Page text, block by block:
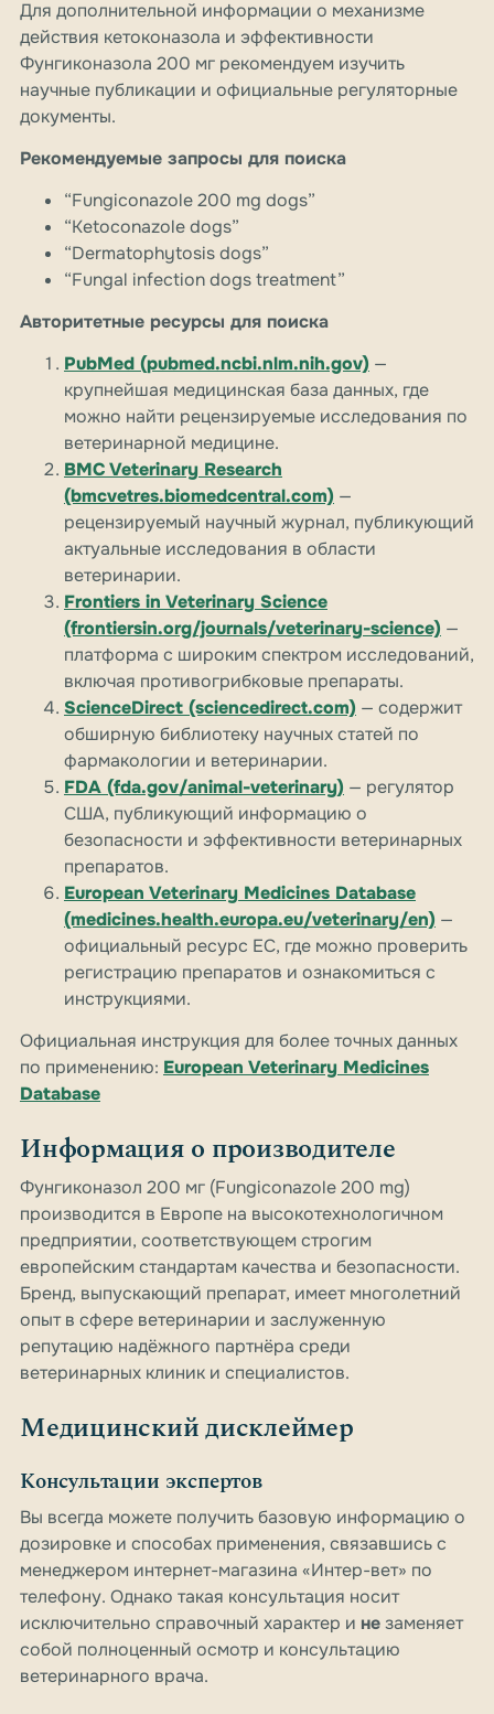
Для дополнительной информации о механизме
действия кетоконазола и эффективности
Фунгиконазола 200 мг рекомендуем изучить
научные публикации и официальные регуляторные
документы.
Рекомендуемые запросы для поиска
“Fungiconazole 200 mg dogs”
“Ketoconazole dogs”
“Dermatophytosis dogs”
“Fungal infection dogs treatment”
Авторитетные ресурсы для поиска
PubMed (pubmed.ncbi.nlm.nih.gov) —
крупнейшая медицинская база данных, где
можно найти рецензируемые исследования по
ветеринарной медицине.
BMC Veterinary Research
(bmcvetres.biomedcentral.com) —
рецензируемый научный журнал, публикующий
актуальные исследования в области
ветеринарии.
Frontiers in Veterinary Science
(frontiersin.org/journals/veterinary-science) —
платформа с широким спектром исследований,
включая противогрибковые препараты.
ScienceDirect (sciencedirect.com) — содержит
обширную библиотеку научных статей по
фармакологии и ветеринарии.
FDA (fda.gov/animal-veterinary) — регулятор
США, публикующий информацию о
безопасности и эффективности ветеринарных
препаратов.
European Veterinary Medicines Database
(medicines.health.europa.eu/veterinary/en) —
официальный ресурс ЕС, где можно проверить
регистрацию препаратов и ознакомиться с
инструкциями.
Официальная инструкция для более точных данных
по применению: European Veterinary Medicines
Database
Информация о производителе
Фунгиконазол 200 мг (Fungiconazole 200 mg)
производится в Европе на высокотехнологичном
предприятии, соответствующем строгим
европейским стандартам качества и безопасности.
Бренд, выпускающий препарат, имеет многолетний
опыт в сфере ветеринарии и заслуженную
репутацию надёжного партнёра среди
ветеринарных клиник и специалистов.
Медицинский дисклеймер
Консультации экспертов
Вы всегда можете получить базовую информацию о
дозировке и способах применения, связавшись с
менеджером интернет-магазина «Интер-вет» по
телефону. Однако такая консультация носит
исключительно справочный характер и незаменяет
собой полноценный осмотр и консультацию
ветеринарного врача.